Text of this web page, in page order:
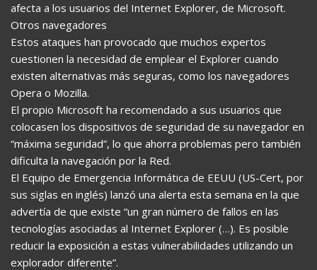
afecta a los usuarios del Internet Explorer, de Microsoft.
Otros navegadores
Estos ataques han provocado que muchos expertos
cuestionen la necesidad de emplear el Explorer cuando
existen alternativas más seguras, como los navegadores
Opera o Mozilla.
El propio Microsoft ha recomendado a sus usuarios que
colocasen los dispositivos de seguridad de su navegador en
“máxima seguridad”, lo que ahorra problemas pero también
dificulta la navegación por la Red.
El Equipo de Emergencia Informática de EEUU (US-Cert, por
sus siglas en inglés) lanzó una alerta esta semana en la que
advertía de que existe “un gran número de fallos en las
tecnologías asociadas al Internet Explorer (…). Es posible
reducir la exposición a estas vulnerabilidades utilizando un
explorador diferente”.